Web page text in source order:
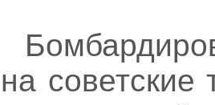
на советские